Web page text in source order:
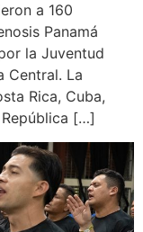
a 160
Panamá
la Juventud
Central. La
Rica, Cuba,
[…]